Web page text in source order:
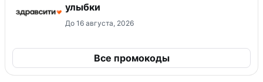
улыбки
До 16 августа, 2026
Все промокоды